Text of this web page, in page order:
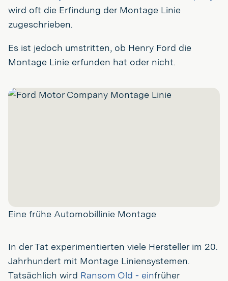
wird oft die Erfindung der Montage Linie
zugeschrieben.
Es ist jedoch umstritten, ob Henry Ford die
Montage Linie erfunden hat oder nicht.
Eine frühe Automobillinie Montage
In der Tat experimentierten viele Hersteller im 20.
Jahrhundert mit Montage Liniensystemen.
Tatsächlich wird Ransom Old - einfrüher